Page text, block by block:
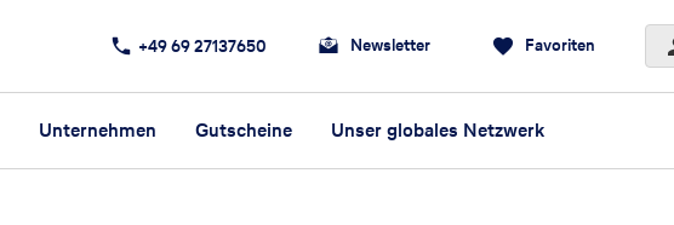
+49 69 27137650 Newsletter Favoriten
Unternehmen Gutscheine Unser globales Netzwerk